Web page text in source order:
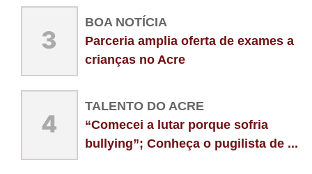
3
BOA NOTÍCIA
Parceria amplia oferta de exames a
crianças no Acre
4
TALENTO DO ACRE
“Comecei a lutar porque sofria
bullying”; Conheça o pugilista de ...